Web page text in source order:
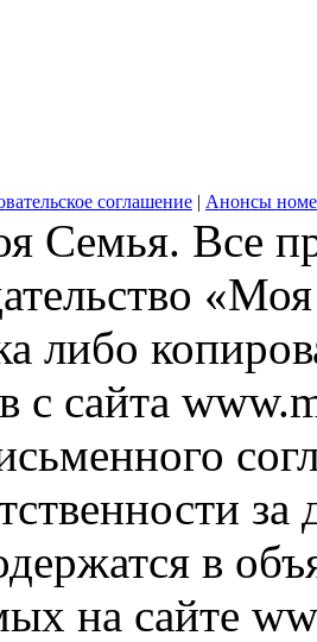
соглашение | Анонсы
Семья. Все
либо
с сайта
в
на сайте